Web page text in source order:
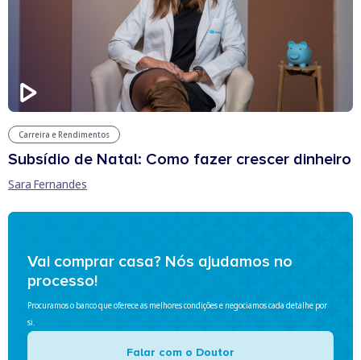
Carreira e Rendimentos
Subsídio de Natal: Como fazer crescer dinheiro
Sara Fernandes
Vai comprar casa? Nós ajudamos no
processo!
Procuramos o banco que oferece as melhores condições e negociamos cada detalhe por
si.
Falar com o Doutor